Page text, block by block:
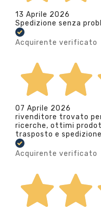
13 Aprile 2026
Spedizione senza
Acquirente verificato
07 Aprile 2026
rivenditore trovato
ricerche, ottimi
trasposto e
Acquirente verificato